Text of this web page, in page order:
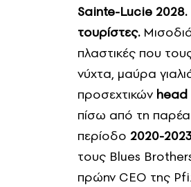
Sainte-Lucie 2028.
τουρίστες.
πλαστικές που
νύχτα, μαύρα
προσεχτικών head
πίσω από τη παρέα
περίοδο 2020-
τους Blues
πρώην CEO της